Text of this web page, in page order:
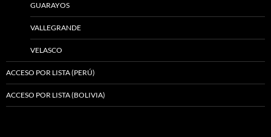
GUARAYOS
VALLEGRANDE
VELASCO
ACCESO POR LISTA (PERÚ)
ACCESO POR LISTA (BOLIVIA)